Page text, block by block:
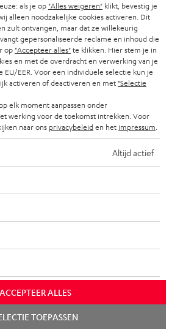
hifi-trends, tips & tricks
als je op "Alles weigeren" klikt, bevestig je
alleen noodzakelijke cookies activeren. Dit
zult ontvangen, maar dat ze willekeurig
gepersonaliseerde reclame en inhoud die
op "Accepteer alles"te klikken. Hier stem je in
en met de overdracht en verwerking van je
EU/EER. Voor een individuele selectie kun je
activeren of deactiveren en met "Selectie
elk moment aanpassen onder
werking voor de toekomst intrekken. Voor
naar ons privacybeleiden het impressum
Altijd actief
ACCEPTEER ALLES
TOEPASSEN